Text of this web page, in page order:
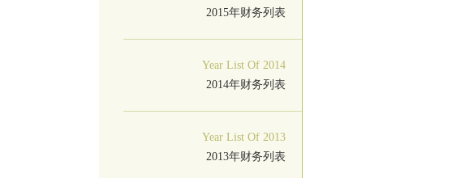
2015年财务列表
Year List Of 2014
2014年财务列表
Year List Of 2013
2013年财务列表